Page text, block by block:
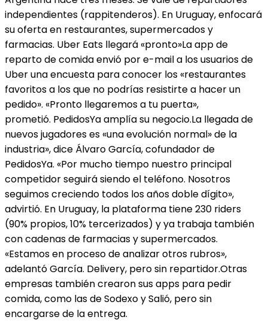
independientes (rappitenderos). En Uruguay, enfocará
su oferta en restaurantes, supermercados y
farmacias. Uber Eats llegará «pronto»La app de
reparto de comida envió por e-mail a los usuarios de
Uber una encuesta para conocer los «restaurantes
favoritos a los que no podrías resistirte a hacer un
pedido». «Pronto llegaremos a tu puerta»,
prometió. PedidosYa amplía su negocio.La llegada de
nuevos jugadores es «una evolución normal» de la
industria», dice Álvaro García, cofundador de
PedidosYa. «Por mucho tiempo nuestro principal
competidor seguirá siendo el teléfono. Nosotros
seguimos creciendo todos los años doble dígito»,
advirtió. En Uruguay, la plataforma tiene 230 riders
(90% propios, 10% tercerizados) y ya trabaja también
con cadenas de farmacias y supermercados.
«Estamos en proceso de analizar otros rubros»,
adelantó García. Delivery, pero sin repartidor.Otras
empresas también crearon sus apps para pedir
comida, como las de Sodexo y Salió, pero sin
encargarse de la entrega.